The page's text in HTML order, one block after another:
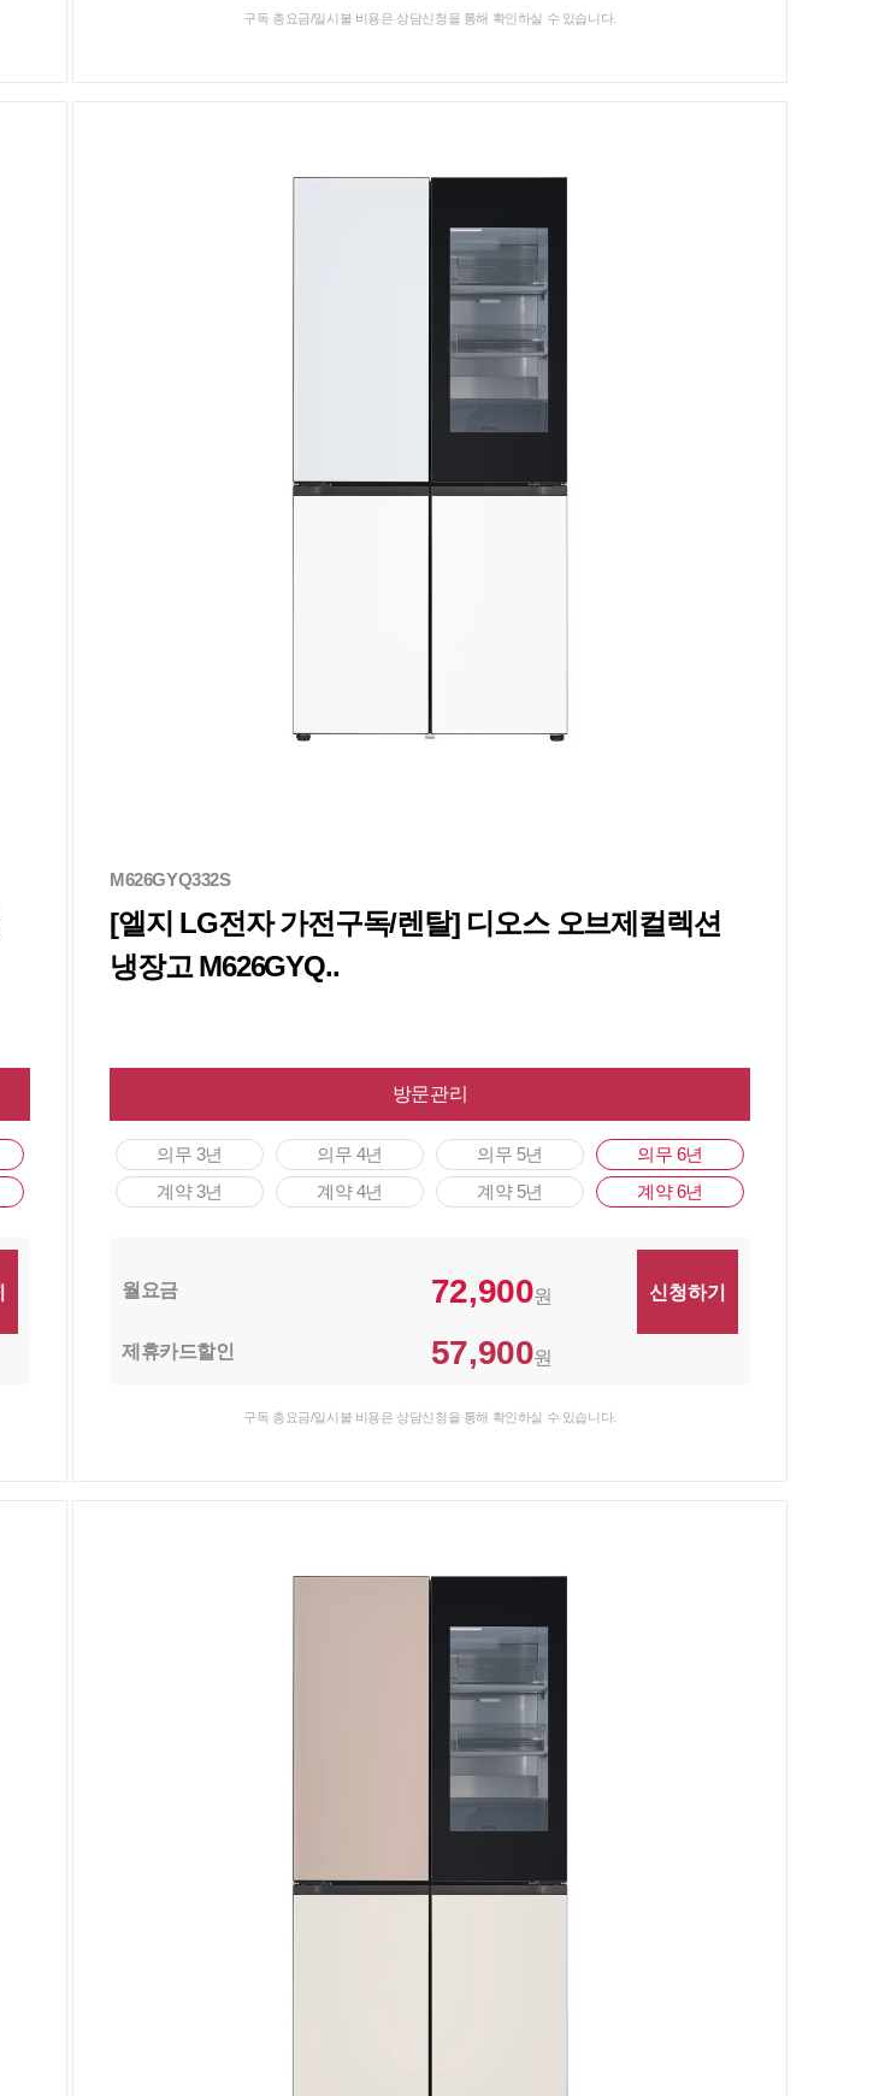
구독 총요금/일시불 비용은 상담신청을 통해 확인하실 수 있습니다.
M626GYQ332S
[엘지 LG전자 가전구독/렌탈] 디오스 오브제컬렉션
냉장고 M626GYQ..
방문관리
의무 3년
계약 3년
의무 4년
계약 4년
의무 5년
계약 5년
의무 6년
계약 6년
월요금 72,900원
제휴카드할인 57,900원
구독 총요금/일시불 비용은 상담신청을 통해 확인하실 수 있습니다.